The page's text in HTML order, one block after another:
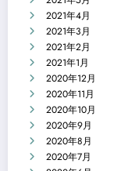
2021年4月
2021年3月
2021年2月
2021年1月
2020年12月
2020年11月
2020年10月
2020年9月
2020年8月
2020年7月